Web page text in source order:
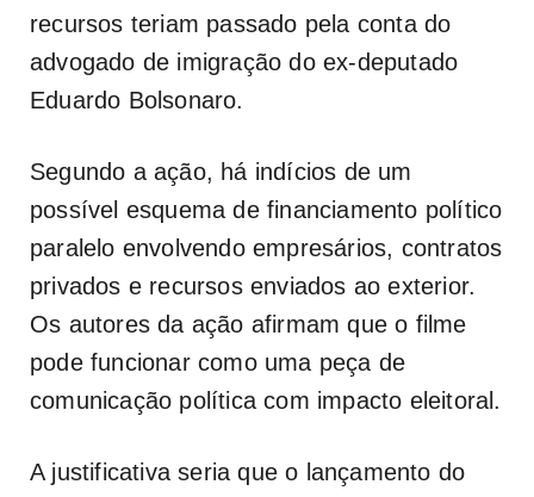
recursos teriam passado pela conta do
advogado de imigração do ex-deputado
Eduardo Bolsonaro.
Segundo a ação, há indícios de um
possível esquema de financiamento político
paralelo envolvendo empresários, contratos
privados e recursos enviados ao exterior.
Os autores da ação afirmam que o filme
pode funcionar como uma peça de
comunicação política com impacto eleitoral.
A justificativa seria que o lançamento do